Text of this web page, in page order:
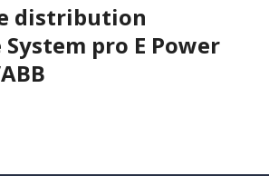
distribution
pro E Power